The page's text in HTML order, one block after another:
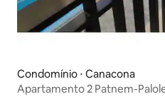
Condomínio ⋅ Canacona
Apartamento 2 Patnem-